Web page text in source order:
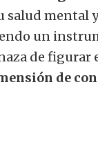
salud mental
un
de figurar
de